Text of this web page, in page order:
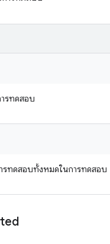
รทดสอบ
รทดสอบทั้งหมดในการทดสอบ